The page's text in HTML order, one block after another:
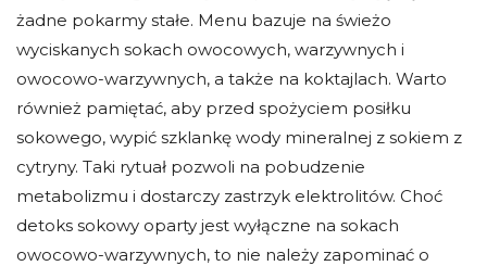
żadne pokarmy stałe. Menu bazuje na świeżo
wyciskanych sokach owocowych, warzywnych i
owocowo-warzywnych, a także na koktajlach. Warto
również pamiętać, aby przed spożyciem posiłku
sokowego, wypić szklankę wody mineralnej z sokiem z
cytryny. Taki rytuał pozwoli na pobudzenie
metabolizmu i dostarczy zastrzyk elektrolitów. Choć
detoks sokowy oparty jest wyłączne na sokach
owocowo-warzywnych, to nie należy zapominać o